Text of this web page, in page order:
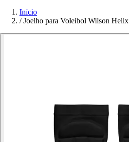
Início
/ Joelho para Voleibol Wilson Helix